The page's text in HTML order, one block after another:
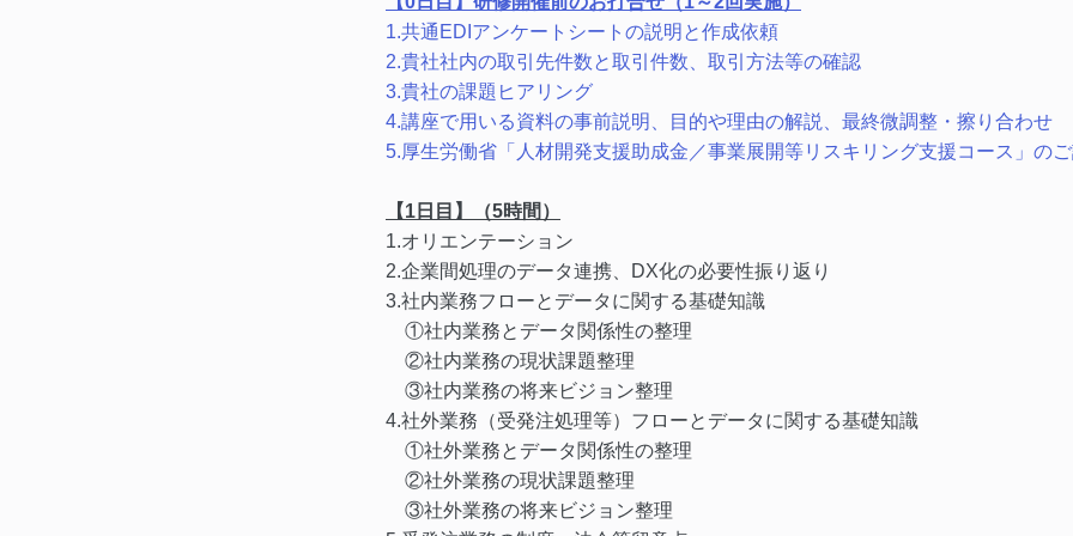
1.共通EDIアンケートシートの説明と作成依頼
2.貴社社内の取引先件数と取引件数、取引方法等の確認
3.貴社の課題ヒアリング
4.講座で用いる資料の事前説明、目的や理由の解説、最終微調整・擦り合わせ
5.厚生労働省「人材開発支援助成金／事業展開等リスキリング支援コース」の
【1日目】（5時間）
1.オリエンテーション
2.企業間処理のデータ連携、DX化の必要性振り返り
3.社内業務フローとデータに関する基礎知識
①社内業務とデータ関係性の整理
②社内業務の現状課題整理
③社内業務の将来ビジョン整理
4.社外業務（受発注処理等）フローとデータに関する基礎知識
①社外業務とデータ関係性の整理
②社外業務の現状課題整理
③社外業務の将来ビジョン整理